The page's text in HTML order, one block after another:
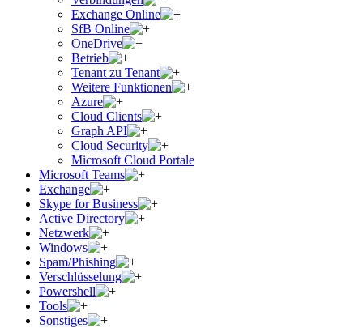
Exchange Online
SfB Online
OneDrive
Betrieb
Tenant zu Tenant
Weitere Funktionen
Azure
Cloud Clients
Graph API
Cloud Security
Microsoft Cloud Portale
Microsoft Teams
Exchange
Skype for Business
Active Directory
Netzwerk
Windows
Spam/Phishing
Verschlüsselung
Powershell
Tools
Sonstiges